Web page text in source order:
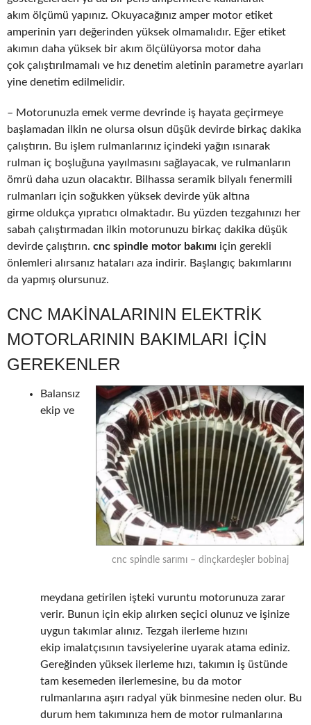
akım ölçümü yapınız. Okuyacağınız amper motor etiket
amperinin yarı değerinden yüksek olmamalıdır. Eğer etiket
akımın daha yüksek bir akım ölçülüyorsa motor daha
çok çalıştırılmamalı ve hız denetim aletinin parametre ayarları
yine denetim edilmelidir.
– Motorunuzla emek verme devrinde iş hayata geçirmeye
başlamadan ilkin ne olursa olsun düşük devirde birkaç dakika
çalıştırın. Bu işlem rulmanlarınız içindeki yağın ısınarak
rulman iç boşluğuna yayılmasını sağlayacak, ve rulmanların
ömrü daha uzun olacaktır. Bilhassa seramik bilyalı fenermili
rulmanları için soğukken yüksek devirde yük altına
girme oldukça yıpratıcı olmaktadır. Bu yüzden tezgahınızı her
sabah çalıştırmadan ilkin motorunuzu birkaç dakika düşük
devirde çalıştırın. cnc spindle motor bakımı için gerekli
önlemleri alırsanız hataları aza indirir. Başlangıç bakımlarını
da yapmış olursunuz.
CNC MAKINALARININ ELEKTRIK
MOTORLARININ BAKIMLARI IÇIN
GEREKENLER
cnc spindle sarımı – dinçkardeşler bobinaj
Balansız
ekip ve
meydana getirilen işteki vuruntu motorunuza zarar
verir. Bunun için ekip alırken seçici olunuz ve işinize
uygun takımlar alınız. Tezgah ilerleme hızını
ekip imalatçısının tavsiyelerine uyarak atama ediniz.
Gereğinden yüksek ilerleme hızı, takımın iş üstünde
tam kesemeden ilerlemesine, bu da motor
rulmanlarına aşırı radyal yük binmesine neden olur. Bu
durum hem takımınıza hem de motor rulmanlarına